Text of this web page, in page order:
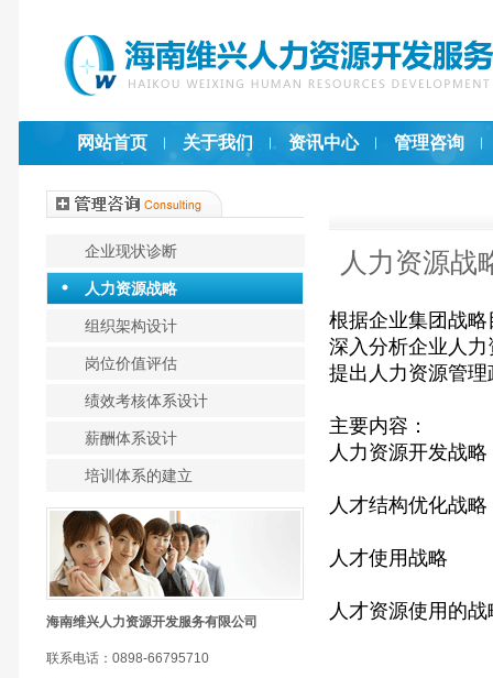
网站首页 关于我们 资讯中心 管理咨询
人力资源战
根据企业集团战
深入分析企业人
提出人力资源管
主要内容：
人力资源开发战略
人才结构优化战略
人才使用战略
人才资源使用的战
企业现状诊断
人力资源战略
组织架构设计
岗位价值评估
绩效考核体系设计
薪酬体系设计
培训体系的建立
海南维兴人力资源开发服务有限公司
联系电话：0898-66795710